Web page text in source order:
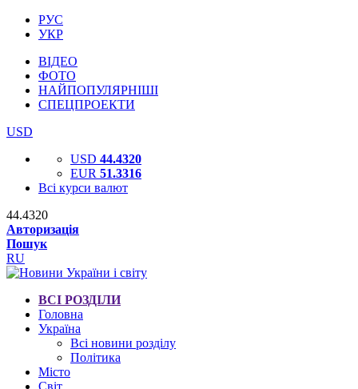
РУС
УКР
ВІДЕО
ФОТО
НАЙПОПУЛЯРНІШІ
СПЕЦПРОЕКТИ
USD
USD 44.4320
EUR 51.3316
Всі курси валют
44.4320
Авторизація
Пошук
RU
ВСІ РОЗДІЛИ
Головна
Україна
Всі новини розділу
Політика
Місто
Світ